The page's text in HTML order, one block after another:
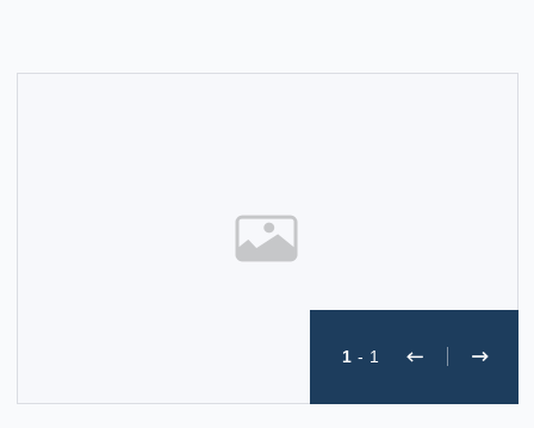
1 - 1